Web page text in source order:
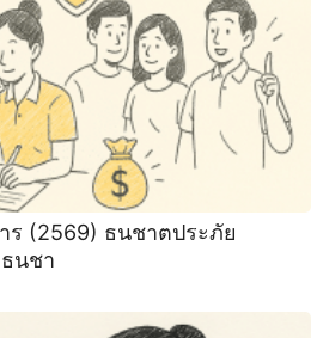
ร (2569) ธนชาตประภัย
นชา